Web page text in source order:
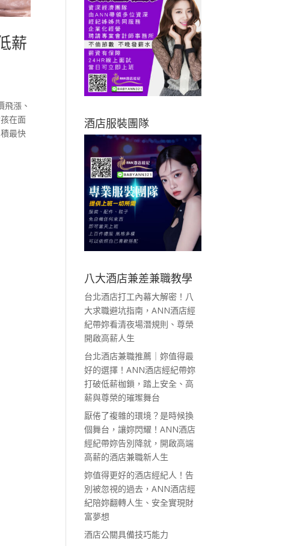
薪
漲、
在面
最快
酒店服裝團隊
八大酒店兼差兼職教學
台北酒店打工內幕大解密！八
大求職避坑指南，ANN酒店經
紀帶妳看清夜場潛規則、尊榮
開啟高薪人生
台北酒店兼職推薦｜妳值得最
好的選擇！ANN酒店經紀帶妳
打破低薪枷鎖，踏上安全、高
薪與尊榮的璀璨舞台
厭倦了複雜的環境？是時候換
個舞台，讓妳閃耀！ANN酒店
經紀帶妳告別降就，開啟高端
高薪的酒店兼職新人生
妳值得更好的酒店經紀人！告
別被忽視的過去，ANN酒店經
紀陪妳翻轉人生、安全實現財
富夢想
酒店公關具備技巧能力